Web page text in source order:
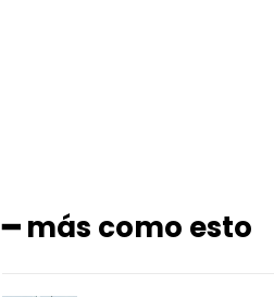
━ más como esto